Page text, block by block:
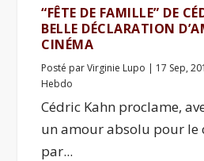
“FÊTE DE FAMILLE” DE
BELLE DÉCLARATION
CINÉMA
Posté parVirginie Lupo | 17 Sep,
Hebdo
Cédric Kahn proclame,
un amour absolu pour le
par...